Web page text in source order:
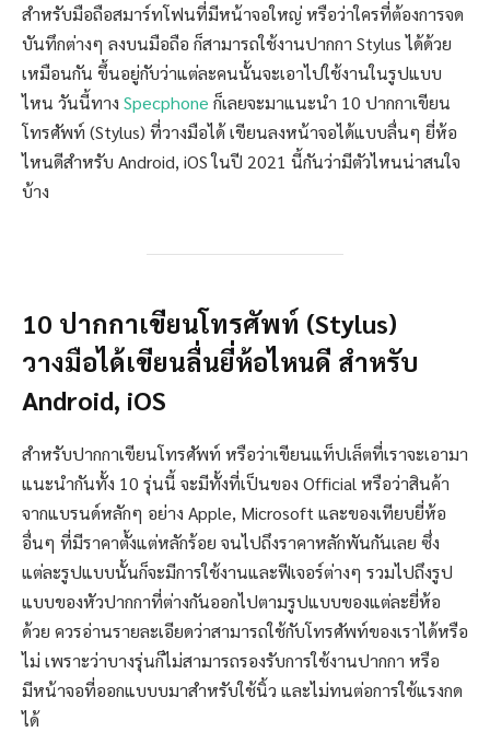
สำหรับมือถือสมาร์ทโฟนที่มีหน้าจอใหญ่ หรือว่าใครที่ต้องการจด
บันทึกต่างๆ ลงบนมือถือ ก็สามารถใช้งานปากกา Stylus ได้ด้วย
เหมือนกัน ขึ้นอยู่กับว่าแต่ละคนนั้นจะเอาไปใช้งานในรูปแบบ
ไหน วันนี้ทาง Specphone ก็เลยจะมาแนะนำ 10 ปากกาเขียน
โทรศัพท์ (Stylus) ที่วางมือได้ เขียนลงหน้าจอได้แบบลื่นๆ ยี่ห้อ
ไหนดีสำหรับ Android, iOS ในปี 2021 นี้กันว่ามีตัวไหนน่าสนใจ
บ้าง
10 ปากกาเขียนโทรศัพท์ (Stylus)
วางมือได้เขียนลื่นยี่ห้อไหนดี สำหรับ
Android, iOS
สำหรับปากกาเขียนโทรศัพท์ หรือว่าเขียนแท็ปเล็ตที่เราจะเอามา
แนะนำกันทั้ง 10 รุ่นนี้ จะมีทั้งที่เป็นของ Official หรือว่าสินค้า
จากแบรนด์หลักๆ อย่าง Apple, Microsoft และของเทียบยี่ห้อ
อื่นๆ ที่มีราคาตั้งแต่หลักร้อย จนไปถึงราคาหลักพันกันเลย ซึ่ง
แต่ละรูปแบบนั้นก็จะมีการใช้งานและฟีเจอร์ต่างๆ รวมไปถึงรูป
แบบของหัวปากกาที่ต่างกันออกไปตามรูปแบบของแต่ละยี่ห้อ
ด้วย ควรอ่านรายละเอียดว่าสามารถใช้กับโทรศัพท์ของเราได้หรือ
ไม่ เพราะว่าบางรุ่นก็ไม่สามารถรองรับการใช้งานปากกา หรือ
มีหน้าจอที่ออกแบบบมาสำหรับใช้นิ้ว และไม่ทนต่อการใช้แรงกด
ได้